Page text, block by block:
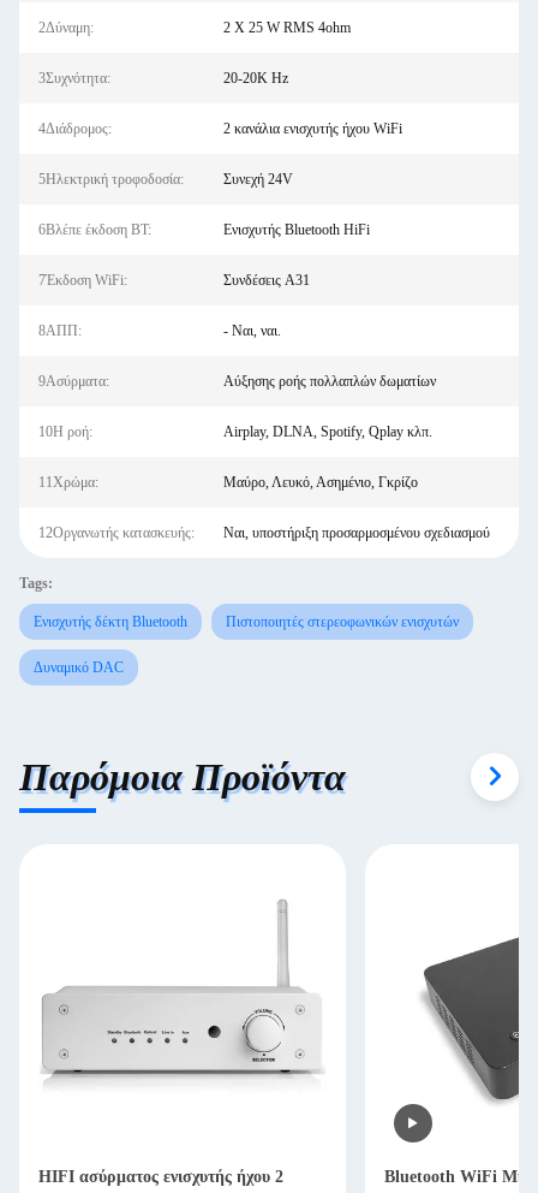
2Δύναμη: 2 X 25 W RMS 4ohm
3Συχνότητα: 20-20K Hz
4Διάδρομος: 2 κανάλια ενισχυτής ήχου WiFi
5Ηλεκτρική τροφοδοσία: Συνεχή 24V
6Βλέπε έκδοση BT: Ενισχυτής Bluetooth HiFi
7Έκδοση WiFi: Συνδέσεις A31
8ΑΠΠ: - Ναι, ναι.
9Ασύρματα: Αύξησης ροής πολλαπλών δωματίων
10Η ροή: Airplay, DLNA, Spotify, Qplay κλπ.
11Χρώμα: Μαύρο, Λευκό, Ασημένιο, Γκρίζο
12Οργανωτής κατασκευής: Ναι, υποστήριξη προσαρμοσμένου σχεδιασμού
Tags:
Ενισχυτής δέκτη Bluetooth Πιστοποιητές στερεοφωνικών ενισχυτών
Δυναμικό DAC
Παρόμοια Προϊόντα
HIFI ασύρματος ενισχυτής ήχου 2
Bluetooth WiFi